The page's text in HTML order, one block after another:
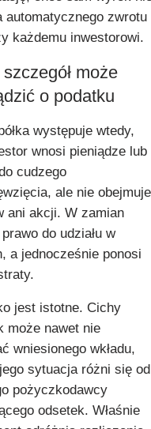
automatycznego zwrotu
każdemu inwestorowi.
może
o podatku
występuje wtedy,
wnosi pieniądze lub
cudzego
ale nie obejmuje
ani akcji. W zamian
do udziału w
a jednocześnie ponosi
jest istotne. Cichy
może nawet nie
wniesionego wkładu,
sytuacja różni się od
pożyczkodawcy
odsetek. Właśnie